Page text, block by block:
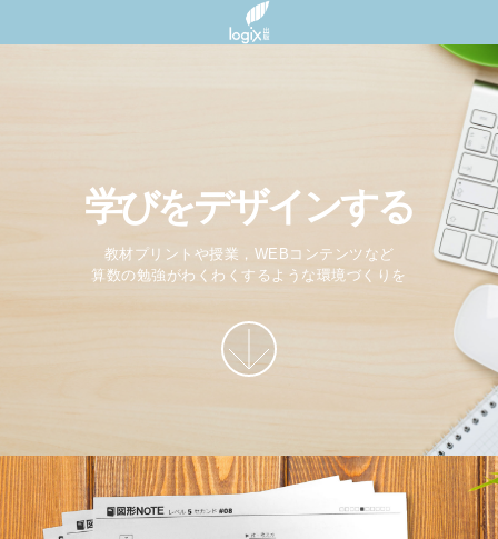
学びをデザインする
教材プリントや授業，WEBコンテンツなど
算数の勉強がわくわくするような環境づくりを